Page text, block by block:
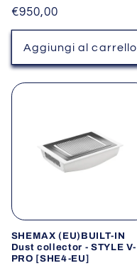
Prezzo
di
listino
€950,00
Aggiungi al carrello
SHEMAX (EU)BUILT-IN
Dust collector - STYLE V-
PRO [SHE4-EU]